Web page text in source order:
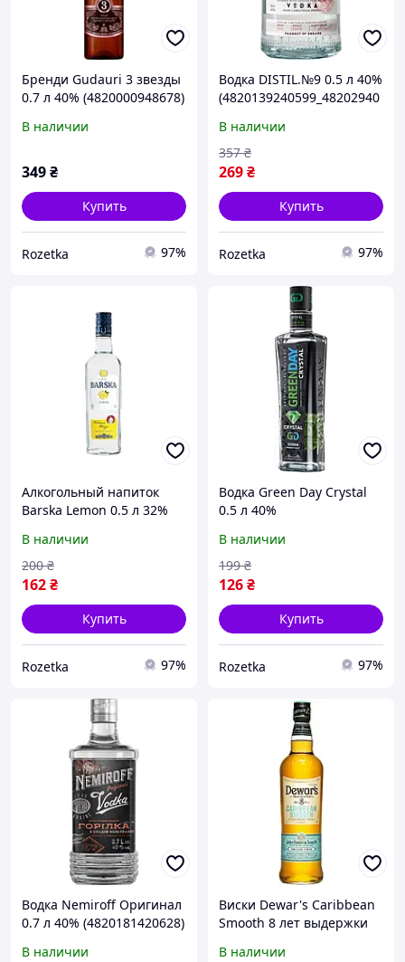
Бренди Gudauri 3 звезды
0.7 л 40% (4820000948678)
В наличии
349₴
Купить
Rozetka 97%
Водка DISTIL.№9 0.5 л 40%
(4820139240599_48202940
В наличии
269₴
357 ₴
Купить
Rozetka 97%
Алкогольный напиток
Barska Lemon 0.5 л 32%
В наличии
162₴
200 ₴
Купить
Rozetka 97%
Водка Green Day Crystal
0.5 л 40%
00327)
В наличии
126₴
199 ₴
Купить
Rozetka 97%
Водка Nemiroff Оригинал
0.7 л 40% (4820181420628)
В наличии
Виски Dewar's Caribbean
Smooth 8 лет выдержки
В наличии